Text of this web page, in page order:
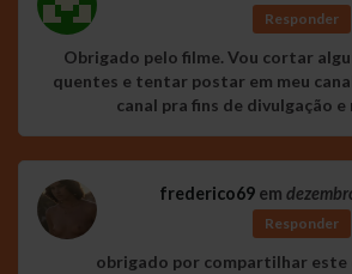
Responder
Obrigado pelo filme. Vou cortar
quentes e tentar postar em meu
canal pra fins de divulgação e
frederico69em
Responder
obrigado por compartilhar este